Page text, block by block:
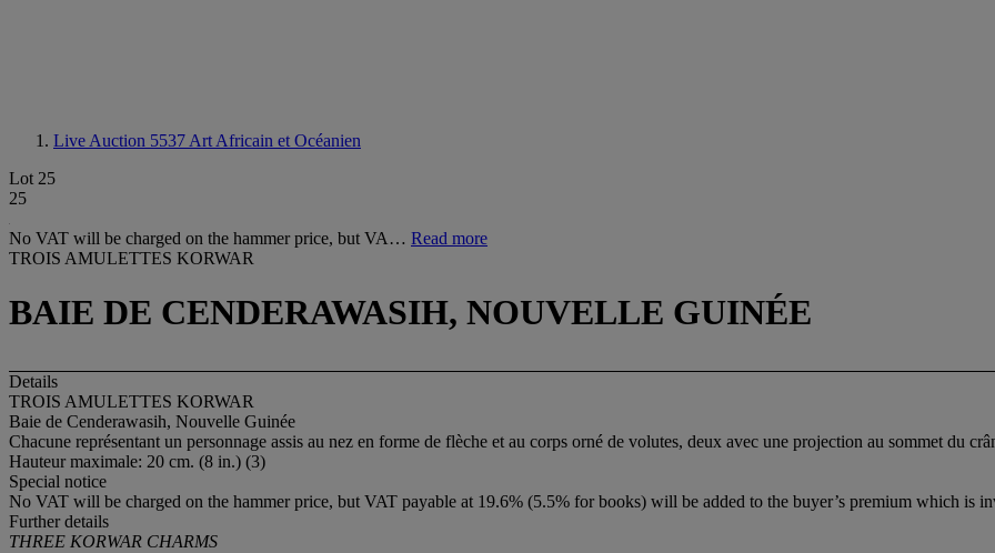
Live Auction 5537 Art Africain et Océanien
Lot 25
25
No VAT will be charged on the hammer price, but VA… Read more
TROIS AMULETTES KORWAR
BAIE DE CENDERAWASIH, NOUVELLE GUINÉE
Details
TROIS AMULETTES KORWAR
Baie de Cenderawasih, Nouvelle Guinée
Chacune représentant un personnage assis au nez en forme de flèche et au corps orné de volutes, deux avec une projection au sommet du
Hauteur maximale: 20 cm. (8 in.) (3)
Special notice
No VAT will be charged on the hammer price, but VAT payable at 19.6% (5.5% for books) will be added to the buyer’s premium which is
Further details
THREE KORWAR CHARMS